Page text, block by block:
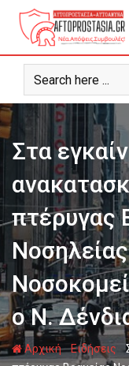
Ψάχνω
για...
Στα
πτέρυγας
ο Ν.
Αρχική-Ειδήσεις -